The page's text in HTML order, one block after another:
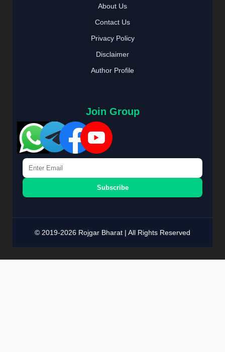
About Us
Contact Us
Privacy Policy
Disclaimer
Author Profile
Join Group
Subscribe
© 2019-2026 Rojgar Bharat | All Rights Reserved